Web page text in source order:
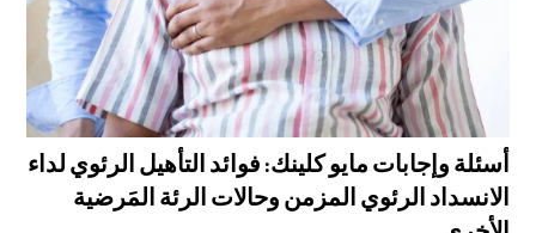
أسئلة وإجابات مايو كلينك: فوائد التأهيل الرئوي لداء
الانسداد الرئوي المزمن وحالات الرئة المَرضية